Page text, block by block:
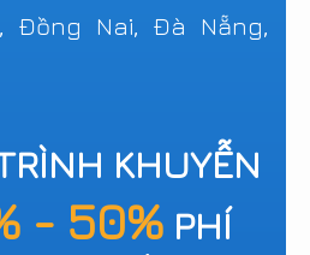
Đồng Nai, Đà Nẵng,
KHUYỄN
- 50% PHÍ